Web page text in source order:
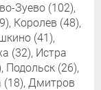
Зуево (102),
Королев (48),
(41),
(32), Истра
Подольск (26),
(18), Дмитров